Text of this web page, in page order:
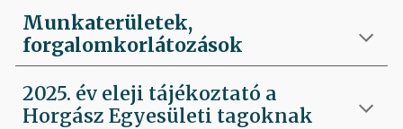
Munkaterületek,
forgalomkorlátozások
2025. év eleji tájékoztató a
Horgász Egyesületi tagoknak